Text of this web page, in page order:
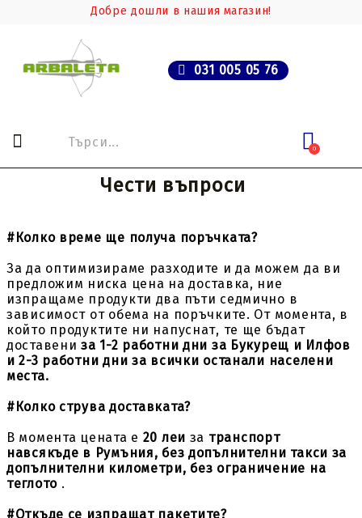
Добре дошли в нашия магазин!
031 005 05 76
0
Чести въпроси
#Колко време ще получа поръчката?
За да оптимизираме разходите и да можем да ви
предложим ниска цена на доставка, ние
изпращаме продукти два пъти седмично в
зависимост от обема на поръчките. От момента, в
който продуктите ни напуснат, те ще бъдат
доставениза 1-2 работни дни за Букурещ и Илфов
и 2-3 работни дни за всички останали населени
места.
#Колко струва доставката?
В момента цената е 20 леи за транспорт
навсякъде в Румъния, без допълнителни такси за
допълнителни километри, без ограничение на
теглото .
#Откъде се изпращат пакетите?